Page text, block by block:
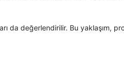
değerlendirilir. Bu yaklaşım,